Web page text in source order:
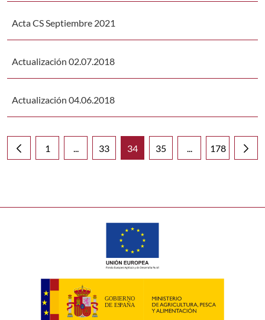
Acta CS Septiembre 2021
Actualización 02.07.2018
Actualización 04.06.2018
Página
1
Páginas intermedias Use TAB para desplazarse.
Página
33
Página
34
Página
35
PáginasPágina
178